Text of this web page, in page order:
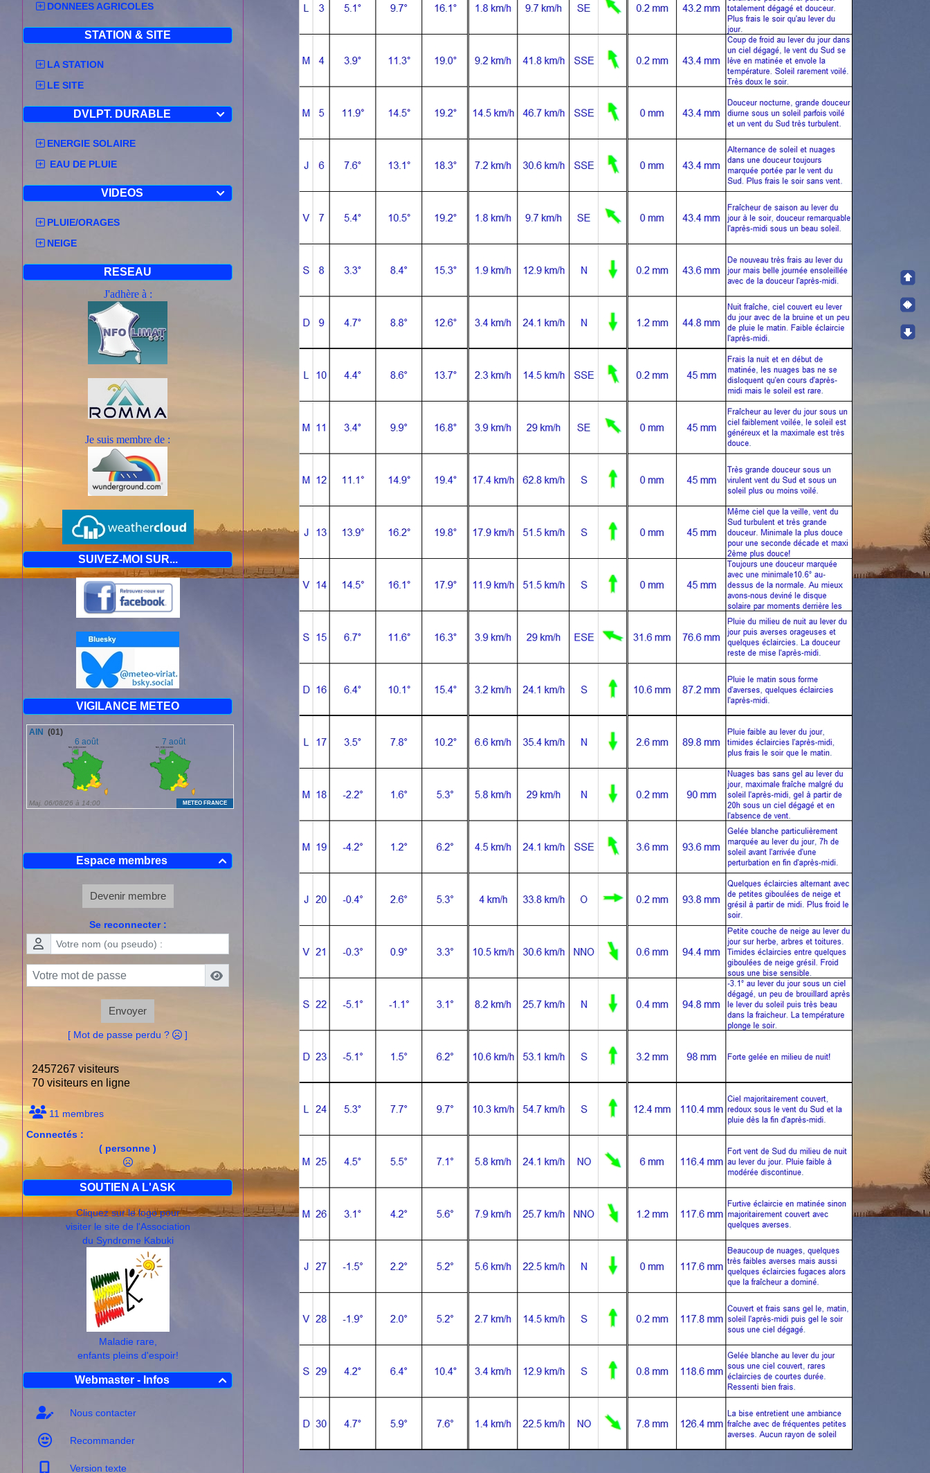
DONNEES AGRICOLES
STATION & SITE
LA STATION
LE SITE

DVLPT. DURABLE
ENERGIE SOLAIRE
EAU DE PLUIE

VIDEOS
PLUIE/ORAGES
NEIGE
RESEAU
J'adhère à :
Je suis membre de :
SUIVEZ-MOI SUR...
VIGILANCE METEO

Espace membres
Devenir membre
Se reconnecter :
Envoyer
[ Mot de passe perdu ? ]
2457267 visiteurs
70 visiteurs en ligne
11 membres
Connectés :
( personne )
SOUTIEN A L'ASK
Cliquez sur le logo pour
visiter le site de l'Association
du Syndrome Kabuki
Maladie rare,
enfants pleins d'espoir!

Webmaster - Infos
Nous contacter
Recommander
Version texte